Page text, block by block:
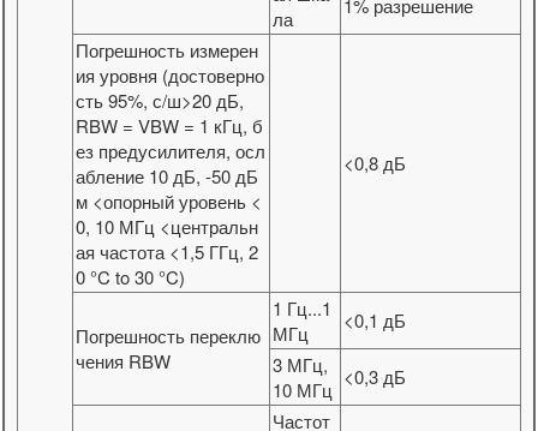
ла
Погрешность измерен
ия уровня (достоверно
сть 95%, с/ш>20 дБ,
RBW = VBW = 1 кГц, б
ез предусилителя, осл
абление 10 дБ, -50 дБ
м <опорный уровень <
0, 10 МГц <центральн
ая частота <1,5 ГГц, 2
0 °C to 30 °C)
<0,8 дБ
Погрешность переклю
чения RBW
1 Гц...1
МГц
<0,1 дБ
3 МГц,
10 МГц
<0,3 дБ
Частот